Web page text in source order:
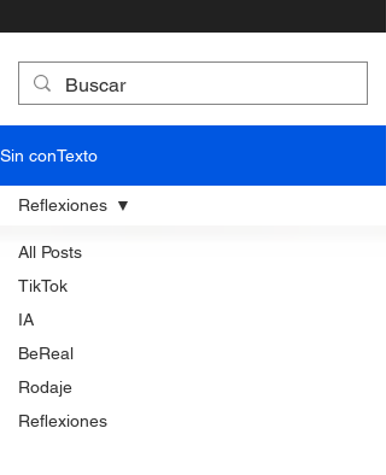
Sin conTexto
All Posts
TikTok
IA
BeReal
Rodaje
Reflexiones
Reflexiones